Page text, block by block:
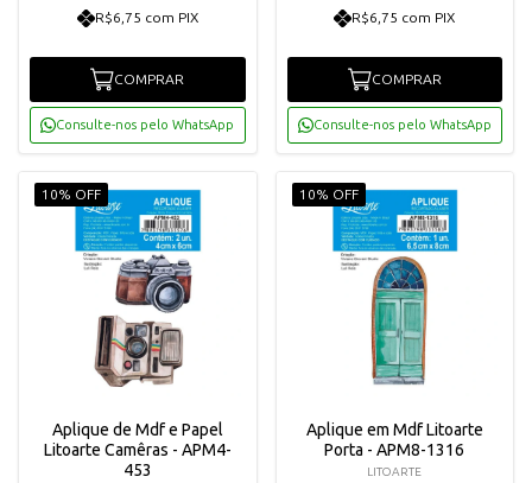
R$6,75 com PIX
COMPRAR
Consulte-nos pelo WhatsApp
R$6,75 com PIX
COMPRAR
Consulte-nos pelo WhatsApp
10% OFF
Aplique de Mdf e Papel
Litoarte Camêras - APM4-
453
10% OFF
Aplique em Mdf Litoarte
Porta - APM8-1316
LITOARTE